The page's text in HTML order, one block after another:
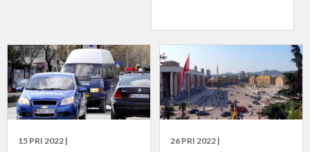
26 PRI 2022 |
15 PRI 2022 |